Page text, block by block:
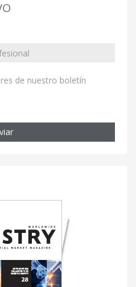
de nuestro boletín